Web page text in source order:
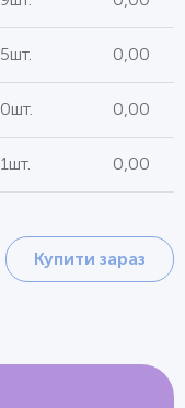
0,00
0,00
0,00
Купити зараз